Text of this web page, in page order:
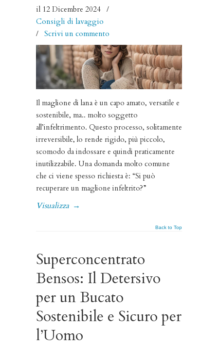
il 12 Dicembre 2024 /
Consigli di lavaggio
/ Scrivi un commento
Il maglione di lana è un capo amato, versatile e
sostenibile, ma.. molto soggetto
all’infeltrimento. Questo processo, solitamente
irreversibile, lo rende rigido, più piccolo,
scomodo da indossare e quindi praticamente
inutilizzabile. Una domanda molto comune
che ci viene spesso richiesta è: “Si può
recuperare un maglione infeltrito?”
Visualizza →
Back to Top
Superconcentrato
Bensos: Il Detersivo
per un Bucato
Sostenibile e Sicuro per
l’Uomo